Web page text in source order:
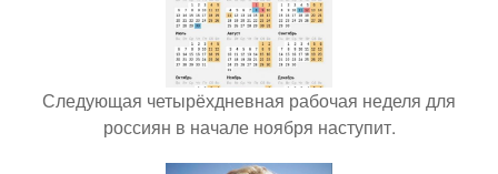
Следующая четырёхдневная рабочая неделя для
россиян в начале ноября наступит.